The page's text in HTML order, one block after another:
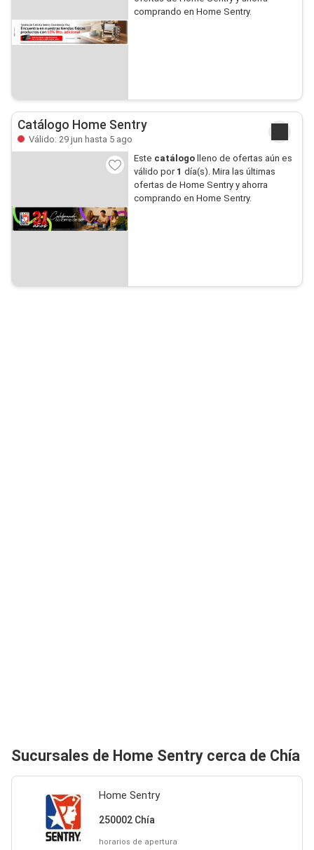
comprando en Home Sentry.
Catálogo Home Sentry
Válido: 29 jun hasta 5 ago
Este catálogolleno de ofertas aún es
válido por 1 día(s). Mira las últimas
ofertas de Home Sentry y ahorra
comprando en Home Sentry.
Sucursales de Home Sentry cerca de Chía
Home Sentry
250002 Chía
horarios de apertura